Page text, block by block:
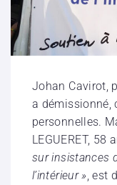
Johan Cavirot,
a démissionné,
personnelles.
LEGUERET, 58
sur insistances
l’intérieur » , est